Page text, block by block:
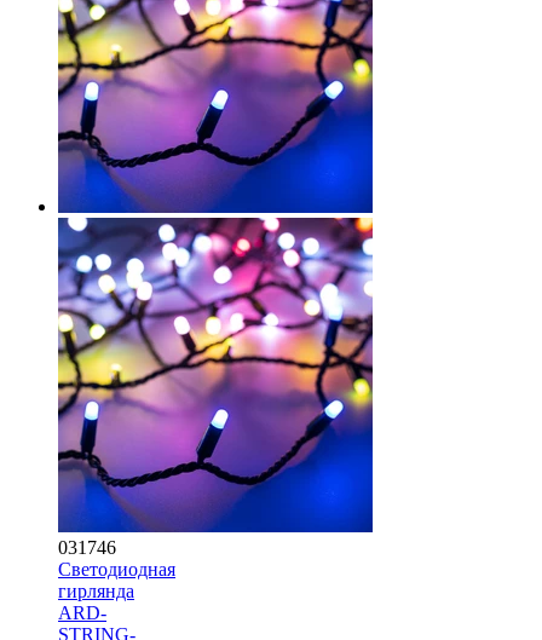
031746
Светодиодная
гирлянда
ARD-
STRING-